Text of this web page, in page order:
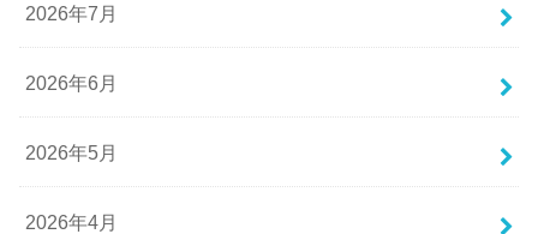
2026年7月
2026年6月
2026年5月
2026年4月